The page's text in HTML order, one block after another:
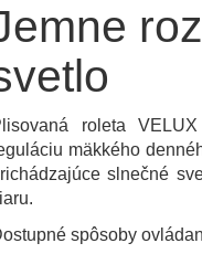
roleta
mäkkého
slnečné
spôsoby